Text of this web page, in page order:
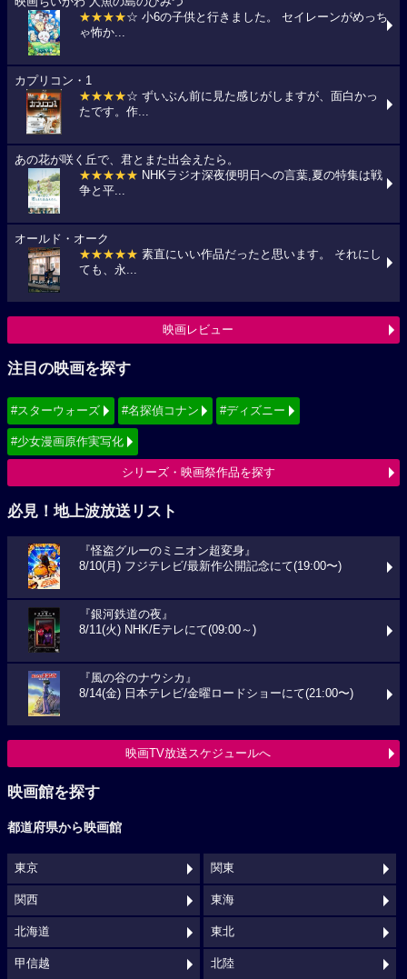
★★★★☆ 小6の子供と行きました。 セイレーンがめっち
ゃ怖か...
カプリコン・1
★★★★☆ ずいぶん前に見た感じがしますが、面白かっ
たです。作...
あの花が咲く丘で、君とまた出会えたら。
★★★★★ NHKラジオ深夜便明日への言葉,夏の特集は戦
争と平...
オールド・オーク
★★★★★ 素直にいい作品だったと思います。 それにし
ても、永...
映画レビュー
注目の映画を探す
#スターウォーズ #名探偵コナン #ディズニー
#少女漫画原作実写化
シリーズ・映画祭作品を探す
必見！地上波放送リスト
『怪盗グルーのミニオン超変身』
8/10(月) フジテレビ/最新作公開記念にて(19:00〜)
『銀河鉄道の夜』
8/11(火) NHK/Eテレにて(09:00～)
『風の谷のナウシカ』
8/14(金) 日本テレビ/金曜ロードショーにて(21:00〜)
映画TV放送スケジュールへ
映画館を探す
都道府県から映画館
東京 関東
関西 東海
北海道 東北
甲信越 北陸